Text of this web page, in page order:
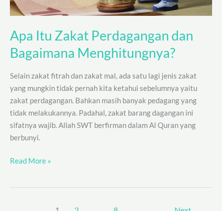
Apa Itu Zakat Perdagangan dan
Bagaimana Menghitungnya?
Selain zakat fitrah dan zakat mal, ada satu lagi jenis zakat
yang mungkin tidak pernah kita ketahui sebelumnya yaitu
zakat perdagangan. Bahkan masih banyak pedagang yang
tidak melakukannya. Padahal, zakat barang dagangan ini
sifatnya wajib. Allah SWT berfirman dalam Al Quran yang
berbunyi.
Read More »